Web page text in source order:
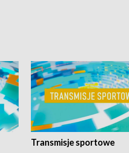
Transmisje sportowe